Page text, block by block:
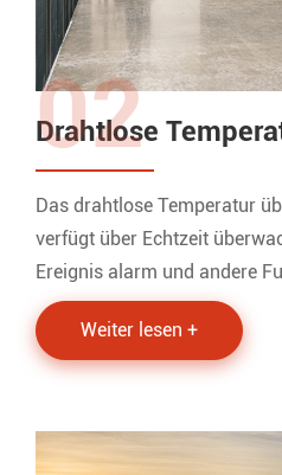
Drahtlose
02
Das drahtlose Temperatur
verfügt über Echtzeit
Ereignis alarm und andere
Weiter lesen +